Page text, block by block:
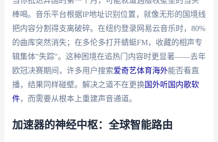
棒喝。音乐平台根据IP地址识别位置，就像无形的国境线
把内容分割得支离破碎。在纽约登录网易云音乐时，80%
的曲库突然消失；在多伦多打开蜻蜓FM，收藏的相声专
辑集体"失踪"。这种困境在追热门内容时更显著——去年
欧冠决赛期间，许多用户搜索爱奇艺体育海外能否看直
播，结果同样碰壁。解决之道不在更换国外听国内歌软
件，而需要从根本上重建声音通道。
加速器的神经中枢：全球智能路由